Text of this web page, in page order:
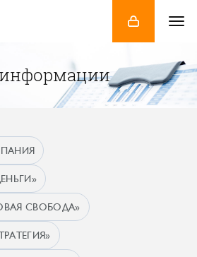
СВОБОДА»